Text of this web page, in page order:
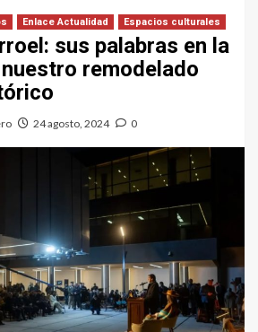
Enlace Actualidad Espacios culturales
sus palabras en la
remodelado
24 agosto, 2024 0